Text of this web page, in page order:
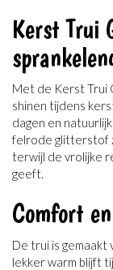
Kerst Trui
Met de Kerst Trui
shinen tijdens
dagen en
felrode glitterstof
terwijl de vrolijke
geeft.
Comfort
De trui is
lekker warm blijft